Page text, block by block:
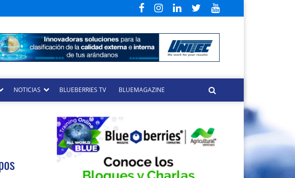
NOTICIAS BLUEBERRIES TV BLUEMAGAZINE